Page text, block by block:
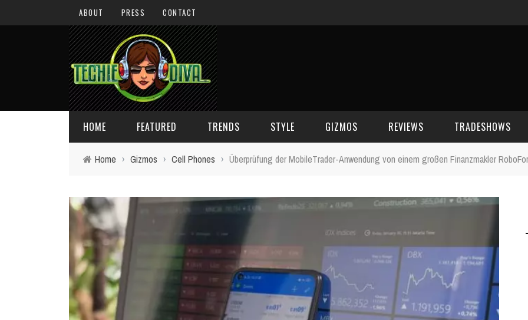
ABOUT PRESS CONTACT
HOME FEATURED
GIVEAWAYS
TECHIE DIVA NEWS
VALENTINE'S DAY
TRENDS
CONCEPTS
FUN STUFF
STYLE
CELEBRITY SPOT
GIZMOS
HOUSE GEAR
COMPUTERS
IPOD/IPHONE
MP3 PLAYERS
REVIEWS TRADESHOWS
CES 2007
CES 2009
MACWORLD 2008
WEB 2.0
Home › Gizmos › Cell Phones › Überprüfung der MobileTrader-Anwendung von einem großen Finanzmakler